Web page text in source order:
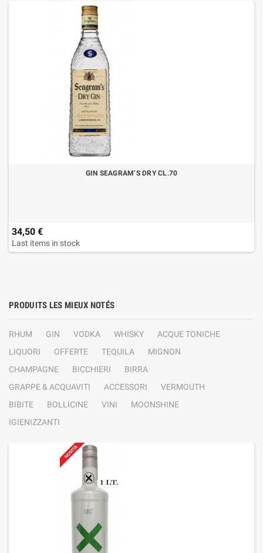
GIN SEAGRAM’S DRY CL.70
34,50 €
Last items in stock
PRODUITS LES MIEUX NOTÉS
RHUM GIN VODKA WHISKY
ACQUE TONICHE
LIQUORI
OFFERTE TEQUILA
MIGNON
CHAMPAGNE
BICCHIERI
BIRRA
GRAPPE & ACQUAVITI
ACCESSORI
VERMOUTH
BIBITE
BOLLICINE VINI
MOONSHINE
IGIENIZZANTI